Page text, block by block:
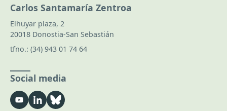
Carlos Santamaría Zentroa
Elhuyar plaza, 2
20018 Donostia-San Sebastián
tfno.: (34) 943 01 74 64
Social media